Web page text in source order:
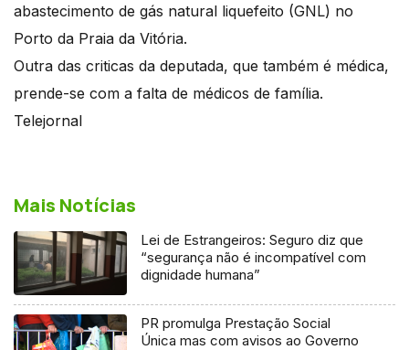
abastecimento de gás natural liquefeito (GNL) no
Porto da Praia da Vitória.
Outra das criticas da deputada, que também é médica,
prende-se com a falta de médicos de família.
Telejornal
Mais Notícias
Lei de Estrangeiros: Seguro diz que
“segurança não é incompatível com
dignidade humana”
PR promulga Prestação Social
Única mas com avisos ao Governo